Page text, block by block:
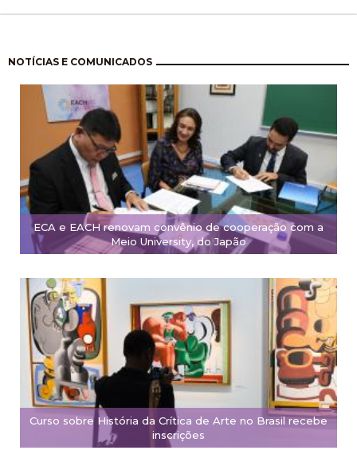
NOTÍCIAS E COMUNICADOS
ECA e EACH renovam convênio de cooperação com a
Meio University, do Japão
Curso sobre História da Crítica de Arte no Brasil recebe
inscrições
Paginação